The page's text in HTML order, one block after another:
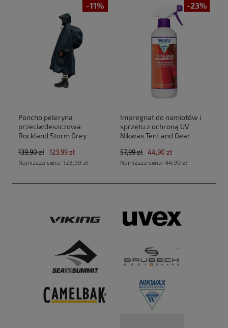
-11%
Poncho peleryna
przeciwdeszczowa
Rockland Storm Grey
139,90 zł 123,99 zł
Najniższa cena: 123,99 zł
-23%
Impregnat do namiotów i
sprzętu z ochroną UV
Nikwax Tent and Gear
57,99 zł 44,90 zł
Najniższa cena: 44,90 zł